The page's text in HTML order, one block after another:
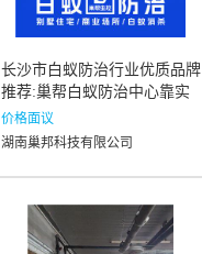
长沙市白蚁防治行业优质品牌
推荐:巢帮白蚁防治中心靠实
力赢得认可
价格面议
湖南巢邦科技有限公司